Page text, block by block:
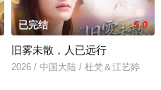
已完结 5.0
旧雾未散，人已远行
2026 / 中国大陆 / 杜梵＆江艺婷